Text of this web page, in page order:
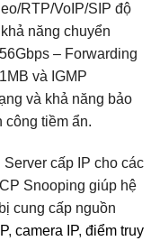
RTP/VoIP/SIP độ
năng chuyển
– Forwarding
và IGMP
và khả năng bảo
công tiềm ẩn.
cấp IP cho các
Snooping giúp hệ
cung cấp nguồn
, camera IP, điểm truy